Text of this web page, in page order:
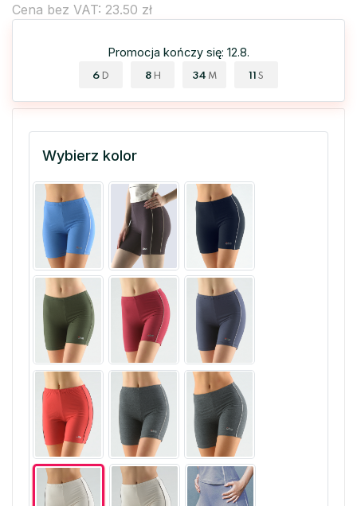
Cena bez VAT: 23.50 zł
Promocja kończy się: 12.8.
6 D 8 H 34 M 11 S
Wybierz kolor